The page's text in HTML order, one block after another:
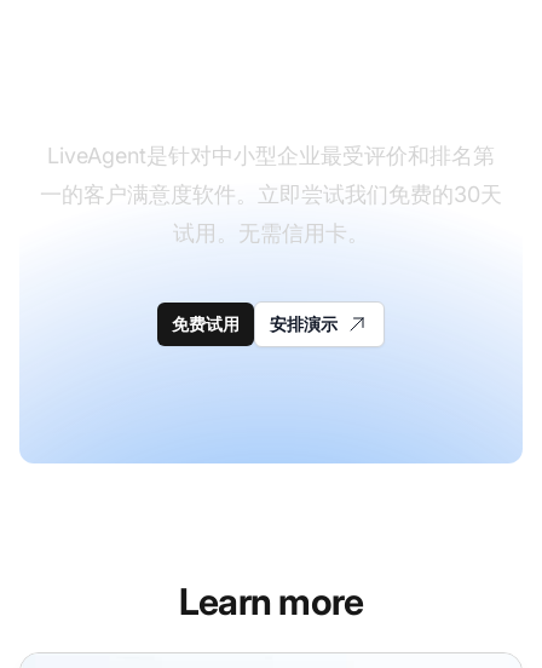
LiveAgent是针对中小型企业最受评价和排名第
一的客户满意度软件。立即尝试我们免费的30天
试用。无需信用卡。
免费试用 安排演示
Learn more